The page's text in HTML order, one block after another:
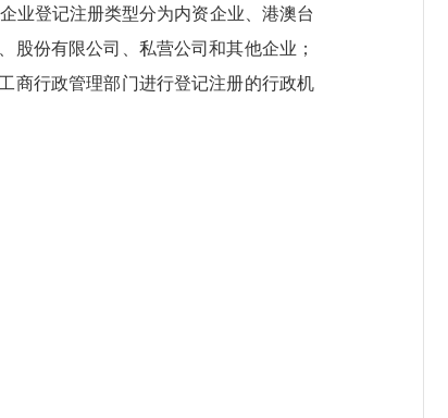
业登记注册类型分为内资企业、港澳台
股份有限公司、私营公司和其他企业；
商行政管理部门进行登记注册的行政机